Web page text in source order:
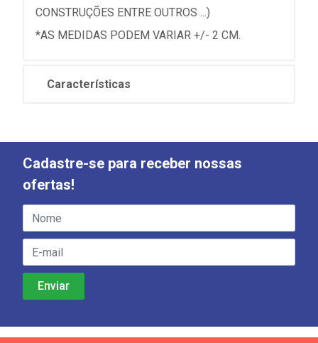
CONSTRUÇÕES ENTRE OUTROS ...)
*AS MEDIDAS PODEM VARIAR +/- 2 CM.
Características
Cadastre-se para receber nossas
ofertas!